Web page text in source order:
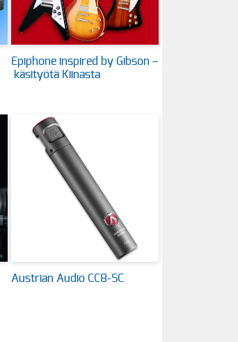
Epiphone inspired by Gibson –
käsityötä Kiinasta
Austrian Audio CC8-SC